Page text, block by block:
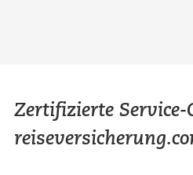
Zertifizierte